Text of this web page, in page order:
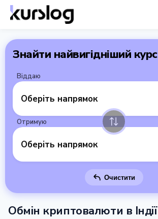
Знайти найвигідніший курс
Віддаю
Оберіть напрямок
Отримую
Оберіть напрямок
Очистити
Обмін криптовалюти в Індії